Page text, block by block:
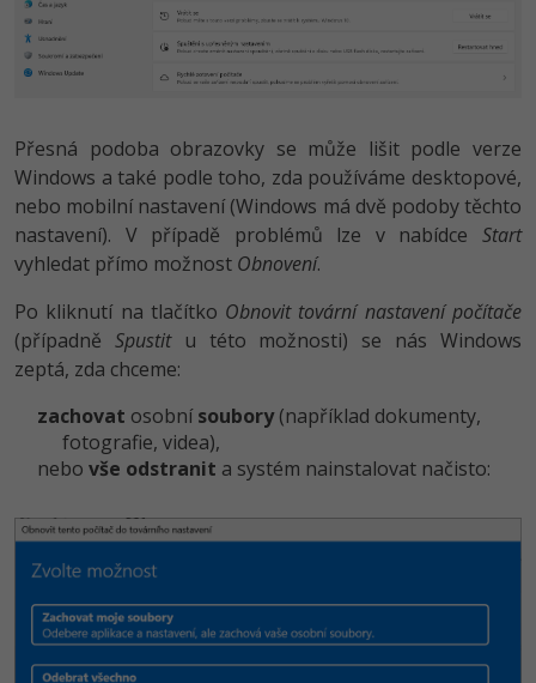
Přesná podoba obrazovky se může lišit podle verze
Windows a také podle toho, zda používáme desktopové,
nebo mobilní nastavení (Windows má dvě podoby těchto
nastavení). V případě problémů lze v nabídce Start
vyhledat přímo možnost Obnovení.
Po kliknutí na tlačítko Obnovit tovární nastavení počítače
(případně Spustitu této možnosti) se nás Windows
zeptá, zda chceme:
zachovat osobnísoubory(například dokumenty,
fotografie, videa),
nebovše odstranit a systém nainstalovat načisto: